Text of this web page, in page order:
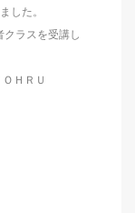
した。
ラスを受講し
ＨＲＵ